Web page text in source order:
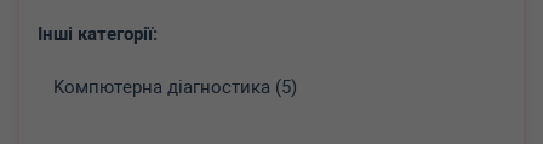
Інші категорії:
Koмпютepнa діaгнocтикa (5)